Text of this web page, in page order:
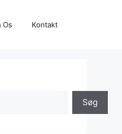
Os Kontakt
Søg